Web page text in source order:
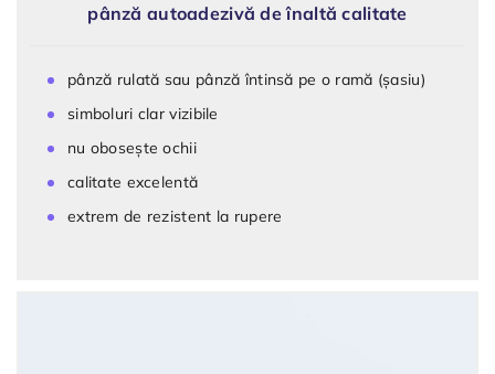
pânză autoadezivă de înaltă calitate
pânză rulată sau pânză întinsă pe o ramă (șasiu)
simboluri clar vizibile
nu obosește ochii
calitate excelentă
extrem de rezistent la rupere